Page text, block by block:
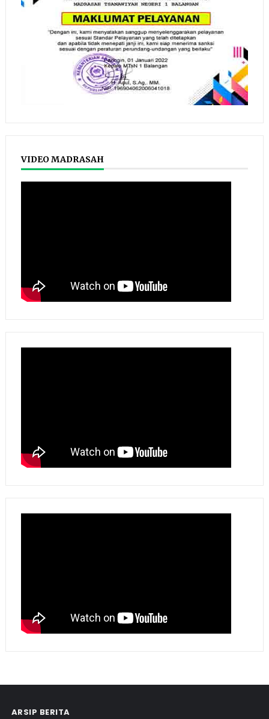
VIDEO MADRASAH
ARSIP BERITA